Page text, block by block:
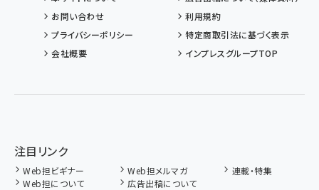
お問い合わせ
利用規約
プライバシーポリシー
特定商取引法に基づく表示
会社概要
インプレスグループTOP
注目リンク
Web担ビギナー Web担メルマガ
連載・特集
Web担について
広告出稿について